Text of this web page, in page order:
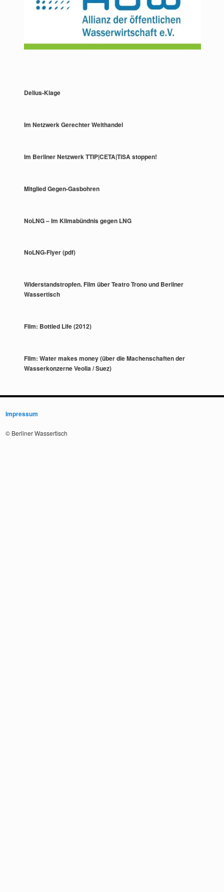
Delius-Klage
Im Netzwerk Gerechter Welthandel
Im Berliner Netzwerk TTIP|CETA|TiSA stoppen!
Mitglied Gegen-Gasbohren
NoLNG – Im Klimabündnis gegen LNG
NoLNG-Flyer (pdf)
Widerstandstropfen. Film über Teatro Trono und Berliner
Wassertisch
Film: Bottled Life (2012)
Film: Water makes money (über die Machenschaften der
Wasserkonzerne Veolia / Suez)
Impressum
© Berliner Wassertisch